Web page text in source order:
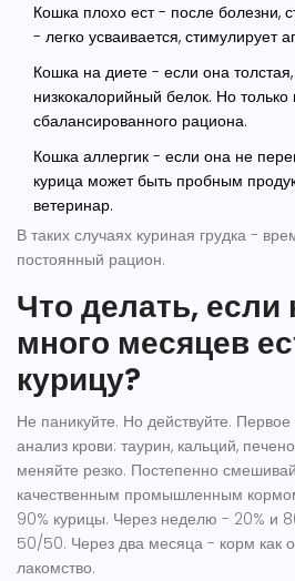
Кошка плохо ест - после болезни,
- легко усваивается, стимулирует
Кошка на диете - если она
низкокалорийный белок. Но только
сбалансированного рациона.
Кошка аллергик - если она не
курица может быть пробным
ветеринар.
В таких случаях куриная грудка -
постоянный рацион.
Что делать, если
много месяцев
курицу?
Не паникуйте. Но действуйте.
анализ крови: таурин, кальций,
меняйте резко. Постепенно
качественным промышленным
90% курицы. Через неделю - 20% и
50/50. Через два месяца - корм как
лакомство.